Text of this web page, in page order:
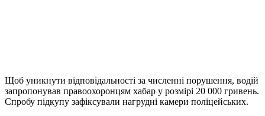
Щоб уникнути відповідальності за численні порушення, водій
запропонував правоохоронцям хабар у розмірі 20 000 гривень.
Спробу підкупу зафіксували нагрудні камери поліцейських.